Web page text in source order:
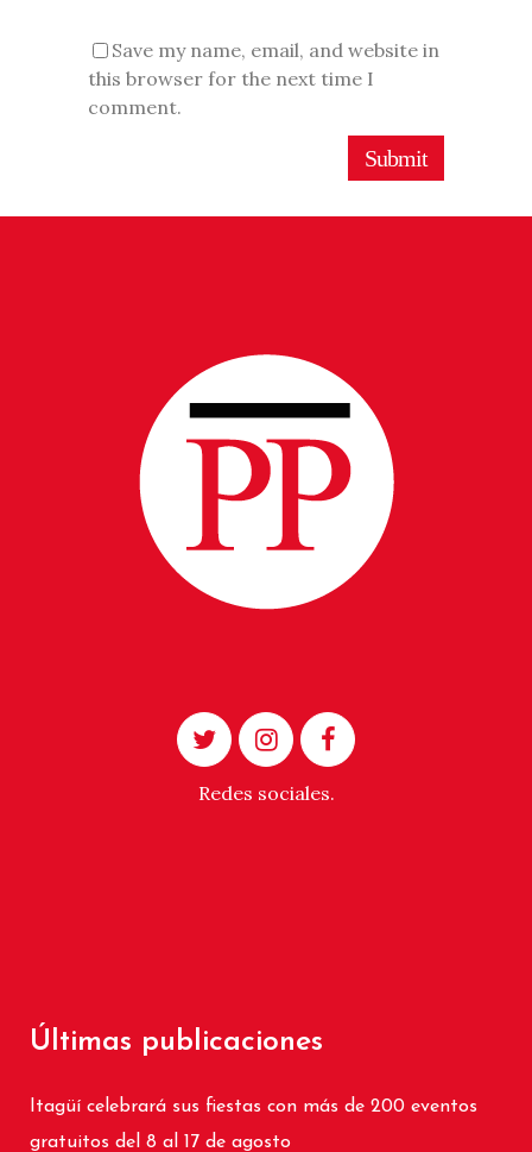
Save my name, email, and website in
this browser for the next time I
comment.
Redes sociales.
Últimas publicaciones
Itagüí celebrará sus fiestas con más de 200 eventos
gratuitos del 8 al 17 de agosto